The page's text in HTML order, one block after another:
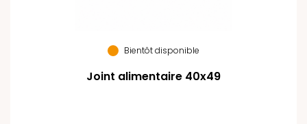
Bientôt disponible
Joint alimentaire 40x49